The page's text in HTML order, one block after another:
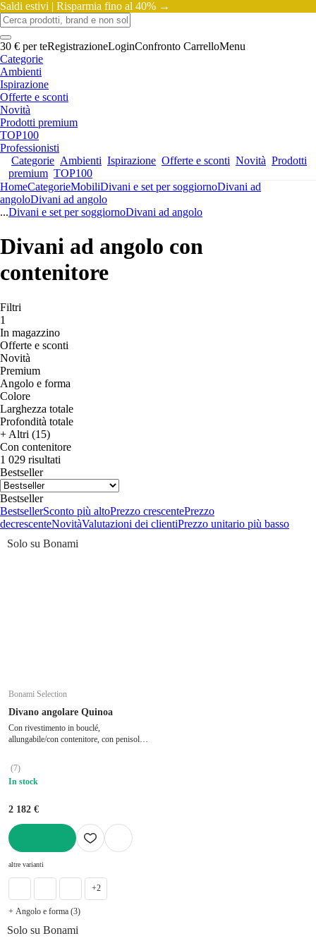
Saldi estivi | Risparmia fino al 40% →
30 € per teRegistrazioneLoginConfronto CarrelloMenu
Categorie
Ambienti
Ispirazione
Offerte e sconti
Novità
Prodotti premium
TOP100
Professionisti
Categorie Ambienti Ispirazione Offerte e sconti Novità Prodotti
premium TOP100
HomeCategorieMobiliDivani e set per soggiornoDivani ad
angoloDivani ad angolo
...Divani e set per soggiornoDivani ad angolo
Divani ad angolo con
contenitore
Filtri
1
In magazzino
Offerte e sconti
Novità
Premium
Angolo e forma
Colore
Larghezza totale
Profondità totale
+ Altri (15)
Con contenitore
1 029 risultati
Bestseller
Bestseller
BestsellerSconto più altoPrezzo crescentePrezzo
decrescenteNovitàValutazioni dei clientiPrezzo unitario più basso
Solo su Bonami
Bonami Selection
Divano angolare Quinoa
Con rivestimento in bouclé,
allungabile/con contenitore, con penisola a
totale 162 cm, profondità della seduta 60
cm
(7)
In stock
2 182 €
altre varianti
+2
+ Angolo e forma (3)
Solo su Bonami